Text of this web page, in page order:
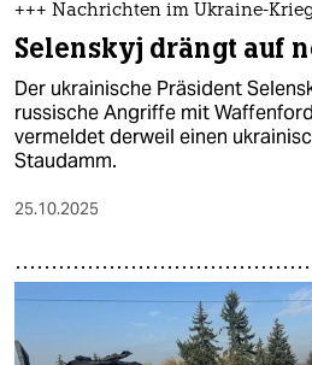
+++ Nachrichten im Ukraine-
Selenskyj drängt auf
Der ukrainische Präsident
russische Angriffe mit
vermeldet derweil einen
Staudamm.
25.10.2025